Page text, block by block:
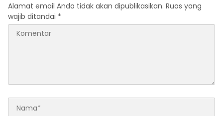
Alamat email Anda tidak akan dipublikasikan. Ruas yang
wajib ditandai *